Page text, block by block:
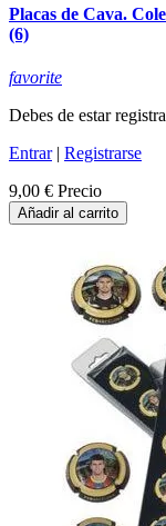
Placas de Cava.
(6)
favorite
Debes de estar
Entrar| Registrarse
9,00 € Precio
Añadir al carrito